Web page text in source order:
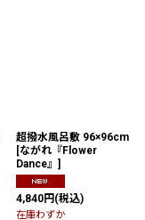
超撥水風呂敷 96×96cm
[ながれ『Flower
Dance』 ]
4,840円 (税込)
在庫わずか